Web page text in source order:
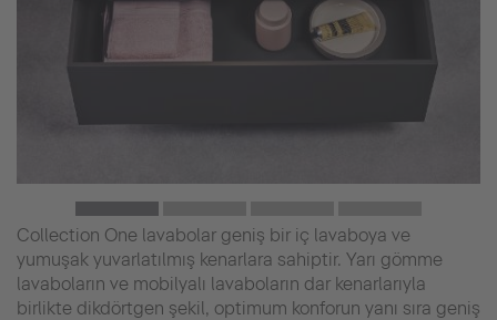
Collection One lavabolar geniş bir iç lavaboya ve
yumuşak yuvarlatılmış kenarlara sahiptir. Yarı gömme
lavaboların ve mobilyalı lavaboların dar kenarlarıyla
birlikte dikdörtgen şekil, optimum konforun yanı sıra geniş